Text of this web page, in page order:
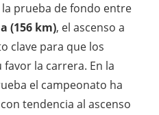
prueba de fondo entre
(156 km), el ascenso a
clave para que los
la carrera. En la
el campeonato ha
tendencia al ascenso